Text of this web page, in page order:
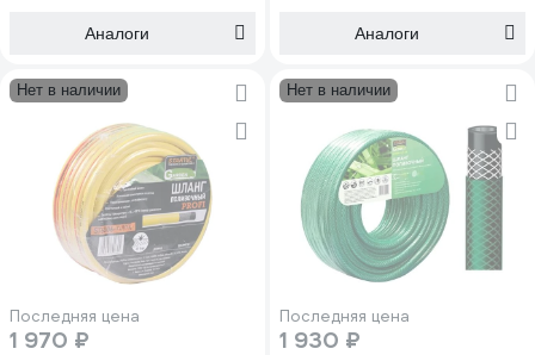
Аналоги Аналоги
Нет в наличии
Последняя цена
1 970 ₽
Нет в наличии
Последняя цена
1 930 ₽